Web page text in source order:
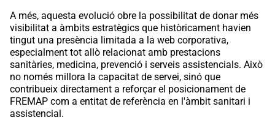
A més, aquesta evolució obre la possibilitat de donar més
visibilitat a àmbits estratègics que històricament havien
tingut una presència limitada a la web corporativa,
especialment tot allò relacionat amb prestacions
sanitàries, medicina, prevenció i serveis assistencials. Això
no només millora la capacitat de servei, sinó que
contribueix directament a reforçar el posicionament de
FREMAP com a entitat de referència en l'àmbit sanitari i
assistencial.